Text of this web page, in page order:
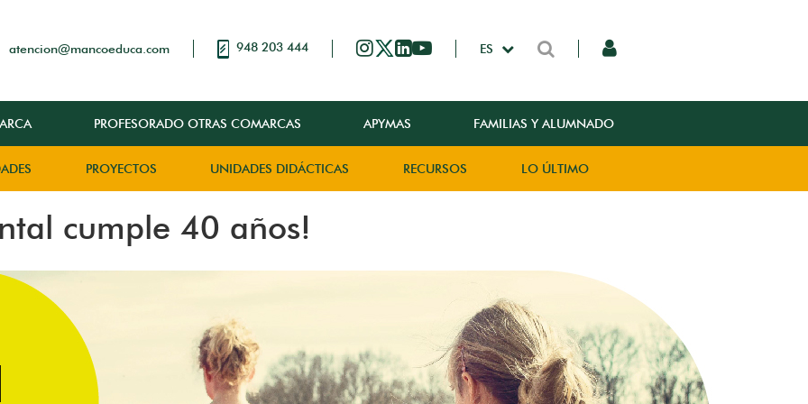
atencion@mancoeduca.com 948 203 444 ES
PROFESORADO OTRAS COMARCAS APYMAS FAMILIAS Y ALUMNADO
PROYECTOS UNIDADES DIDÁCTICAS RECURSOS LO ÚLTIMO
cumple 40 años!